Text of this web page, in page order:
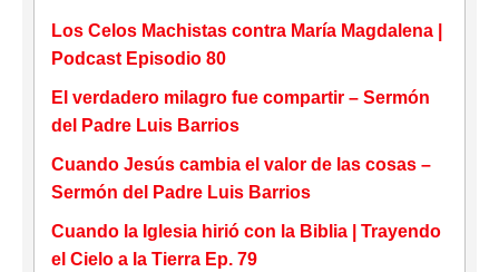
Los Celos Machistas contra María Magdalena |
Podcast Episodio 80
El verdadero milagro fue compartir – Sermón
del Padre Luis Barrios
Cuando Jesús cambia el valor de las cosas –
Sermón del Padre Luis Barrios
Cuando la Iglesia hirió con la Biblia | Trayendo
el Cielo a la Tierra Ep. 79